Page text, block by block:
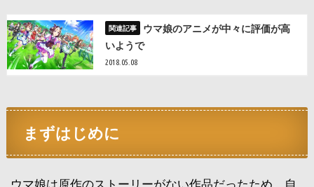
ウマ娘のアニメが中々に評価が高
いようで
2018.05.08
まずはじめに
ウマ娘は原作のストーリーがない作品だったため、自